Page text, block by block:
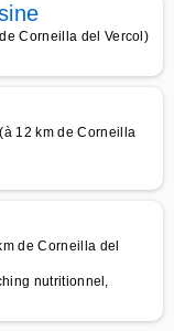
Corneilla del Vercol)
12 km de Corneilla
de Corneilla del
nutritionnel,